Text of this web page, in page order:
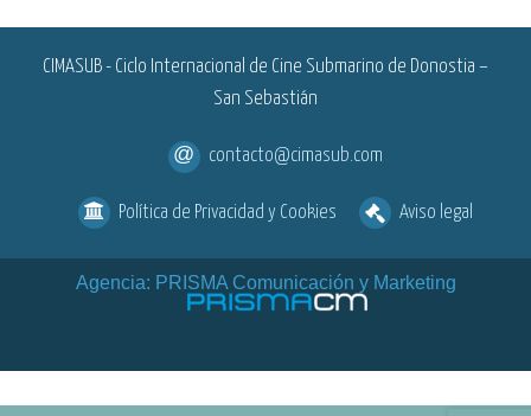
CIMASUB - Ciclo Internacional de Cine Submarino de Donostia –
San Sebastián
contacto@cimasub.com
Política de Privacidad y Cookies Aviso legal
Agencia: PRISMA Comunicación y Marketing